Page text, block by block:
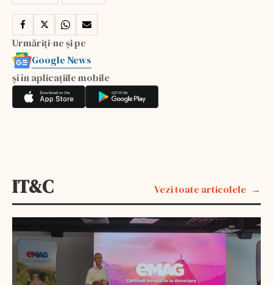
Urmăriți-ne și pe
Google News
și în aplicațiile mobile
IT&C Vezi toate articolele